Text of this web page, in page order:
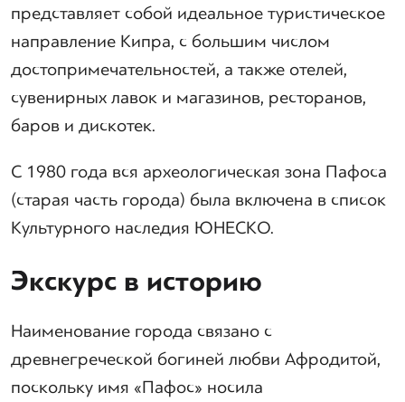
представляет собой идеальное туристическое
направление Кипра, с большим числом
достопримечательностей, а также отелей,
сувенирных лавок и магазинов, ресторанов,
баров и дискотек.
С 1980 года вся археологическая зона Пафоса
(старая часть города) была включена в список
Культурного наследия ЮНЕСКО.
Экскурс в историю
Наименование города связано с
древнегреческой богиней любви Афродитой,
поскольку имя «Пафос» носила